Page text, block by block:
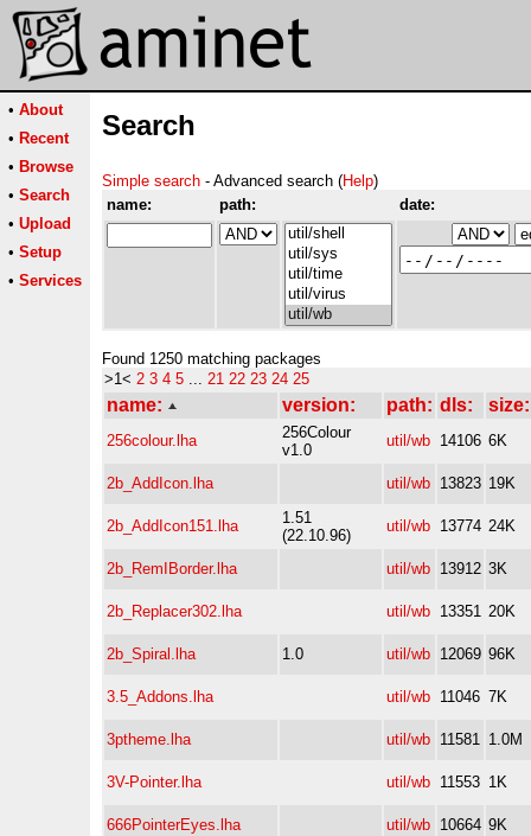
• About
• Recent
• Browse
• Search
• Upload
• Setup
• Services
Search
Simple search - Advanced search (Help)
name:
path: date:
Found 1250 matching packages
>1< 2 3 4 5 ... 21 22 23 24 25
name: version: path: dls: size:
256colour.lha
256Colour
v1.0
util/wb 14106 6K
2b_AddIcon.lha util/wb 13823 19K
2b_AddIcon151.lha
1.51
(22.10.96)
util/wb 13774 24K
2b_RemIBorder.lha util/wb 13912 3K
2b_Replacer302.lha util/wb 13351 20K
2b_Spiral.lha 1.0 util/wb 12069 96K
3.5_Addons.lha util/wb 11046 7K
3ptheme.lha util/wb 11581 1.0M
3V-Pointer.lha util/wb 11553 1K
666PointerEyes.lha util/wb 10664 9K